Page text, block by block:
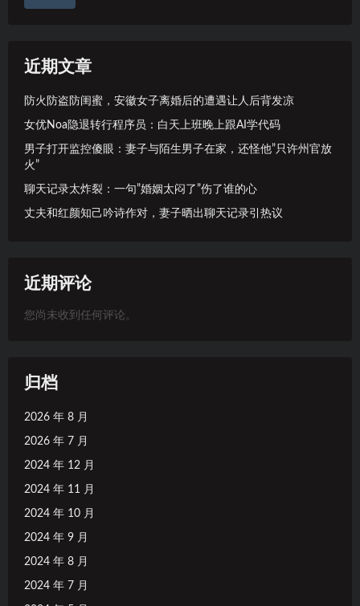
近期文章
防火防盗防闺蜜，安徽女子离婚后的遭遇让人后背发凉
女优Noa隐退转行程序员：白天上班晚上跟AI学代码
男子打开监控傻眼：妻子与陌生男子在家，还怪他”只许州官放
火”
聊天记录太炸裂：一句”婚姻太闷了”伤了谁的心
丈夫和红颜知己吟诗作对，妻子晒出聊天记录引热议
近期评论
您尚未收到任何评论。
归档
2026 年 8 月
2026 年 7 月
2024 年 12 月
2024 年 11 月
2024 年 10 月
2024 年 9 月
2024 年 8 月
2024 年 7 月